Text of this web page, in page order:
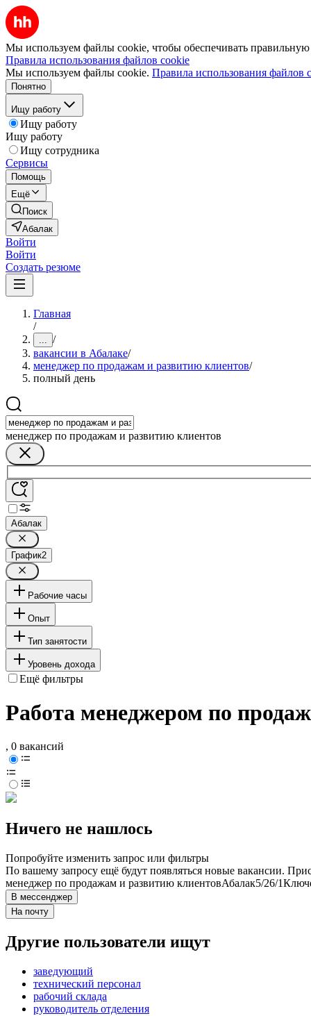
Мы используем файлы cookie, чтобы обеспечивать правильную
Правила использования файлов cookie
Мы используем файлы cookie. Правила использования файлов
Понятно
Ищу работу
Ищу работу
Ищу работу
Ищу сотрудника
Сервисы
Помощь
Ещё
Поиск
Абалак
Войти
Войти
Создать резюме
Главная
/
... /
вакансии в Абалаке/
менеджер по продажам и развитию клиентов/
полный день
менеджер по продажам и развитию клиентов
Абалак
График2
Рабочие часы
Опыт
Тип занятости
Уровень дохода
Ещё фильтры
Работа менеджером по
, 0 вакансий
Ничего не нашлось
Попробуйте изменить запрос или фильтры
По вашему запросу ещё будут появляться новые вакансии.
менеджер по продажам и развитию клиентовАбалак5/26/1
В мессенджер
На почту
Другие пользователи ищут
заведующий
технический персонал
рабочий склада
руководитель отделения